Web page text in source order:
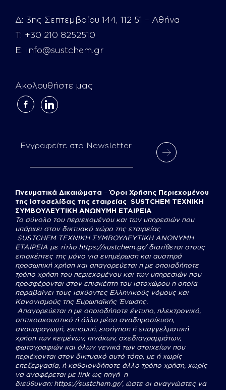
Δ: 3ης Σεπτεμβρίου 144, 112 51 – Αθήνα
Τ: +30 210 8252510
E: info@sustchem.gr
Ακολουθήστε μας
facebook-
linkedin
Εγγραφείτε στο Newsletter
Πνευματικά Δικαιώματα –Όροι Χρήσης Περιεχομένου
της Ιστοσελίδας της εταιρείας SUSTCHEM ΤΕΧΝΙΚΗ
ΣΥΜΒΟΥΛΕΥΤΙΚΗ ΑΝΩΝΥΜΗ ΕΤΑΙΡΕΙΑ
Το σύνολο του περιεχομένου και των υπηρεσιών που
υπάρχει στον δικτυακό χώρο της εταιρείας
SUSTCHEM ΤΕΧΝΙΚΗ ΣΥΜΒΟΥΛΕΥΤΙΚΗ ΑΝΩΝΥΜΗ
ΕΤΑΙΡΕΙΑ με τίτλο https://sustchem.gr/διατίθεται στους
επισκέπτες της μόνο για ενημέρωση και αυστηρά
προσωπική χρήση και απαγορεύεται η με οποιαδήποτε
τρόπο χρήση του περιεχομένου και των υπηρεσιών που
προσφέρονται στον επισκέπτη του ιστοχώρου η οποία
παραβαίνει τους ισχύοντες Ελληνικούς νόμους και
Κανονισμούς της Ευρωπαϊκής Ένωσης.
Απαγορεύεται η με οποιοδήποτε έντυπο, ηλεκτρονικό,
οπτικοακουστικό ή άλλο μέσο αναδημοσίευση,
αναπαραγωγή, εκπομπή, εισήγηση ή επαγγελματική
χρήση των κειμένων, πινάκων, σχεδιαγραμμάτων,
φωτογραφιών και όλων γενικά των στοιχείων που
περιέχονται στον δικτυακό αυτό τόπο, με ή χωρίς
επεξεργασία, ή καθοιονδήποτε άλλο τρόπο χρήση, χωρίς
να αναφέρεται με link ως πηγή η
διεύθυνση: https://sustchem.gr/, ώστε οι αναγνώστες να